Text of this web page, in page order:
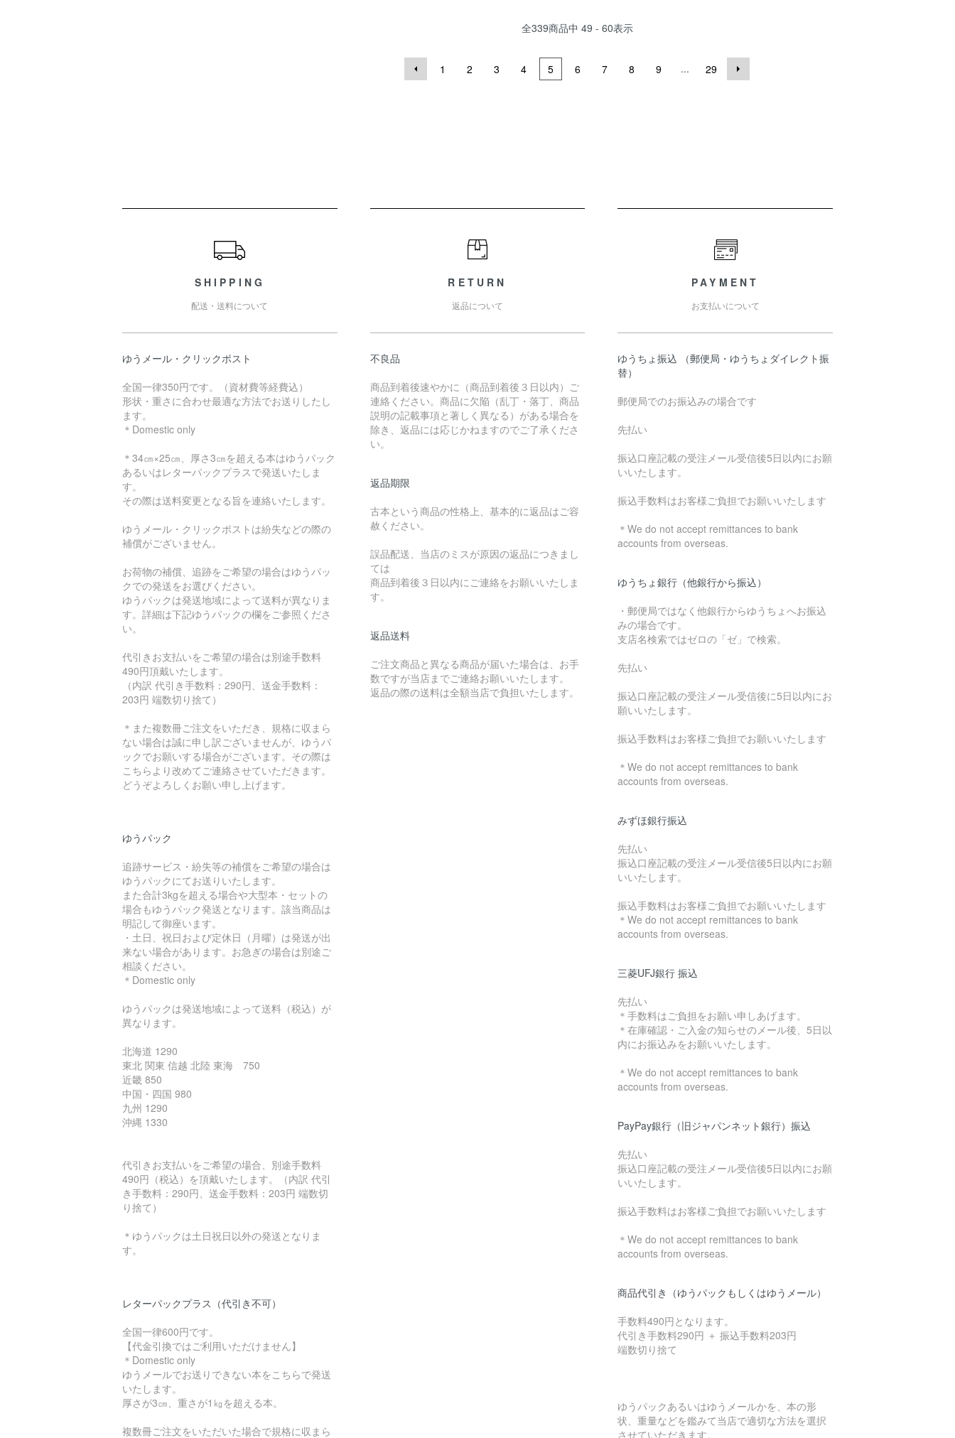
全339商品中 49 - 60表示
1 2 3 4 5 6 7 8 9 ... 29
SHIPPING
配送・送料について
ゆうメール・クリックポスト
全国一律350円です。（資材費等経費込）
形状・重さに合わせ最適な方法でお送りしたし
ます。
＊Domestic only
＊34㎝×25㎝、厚さ3㎝を超える本はゆうパック
あるいはレターパックプラスで発送いたしま
す。
その際は送料変更となる旨を連絡いたします。
ゆうメール・クリックポストは紛失などの際の
補償がございません。
お荷物の補償、追跡をご希望の場合はゆうパッ
クでの発送をお選びください。
ゆうパックは発送地域によって送料が異なりま
す。詳細は下記ゆうパックの欄をご参照くださ
い。
代引きお支払いをご希望の場合は別途手数料
490円頂戴いたします。
（内訳 代引き手数料：290円、送金手数料：
203円 端数切り捨て）
＊また複数冊ご注文をいただき、規格に収まら
ない場合は誠に申し訳ございませんが、ゆうパ
ックでお願いする場合がございます。その際は
こちらより改めてご連絡させていただきます。
どうぞよろしくお願い申し上げます。
ゆうパック
追跡サービス・紛失等の補償をご希望の場合は
ゆうパックにてお送りいたします。
また合計3kgを超える場合や大型本・セットの
場合もゆうパック発送となります。該当商品は
明記して御座います。
・土日、祝日および定休日（月曜）は発送が出
来ない場合があります。お急ぎの場合は別途ご
相談ください。
＊Domestic only
ゆうパックは発送地域によって送料（税込）が
異なります。
北海道 1290
東北 関東 信越 北陸 東海 750
近畿 850
中国・四国 980
九州 1290
沖縄 1330
代引きお支払いをご希望の場合、別途手数料
490円（税込）を頂戴いたします。（内訳 代引
き手数料：290円、送金手数料：203円 端数切
り捨て）
＊ゆうパックは土日祝日以外の発送となりま
す。
レターパックプラス（代引き不可）
全国一律600円です。
【代金引換ではご利用いただけません】
＊Domestic only
ゆうメールでお送りできない本をこちらで発送
いたします。
厚さが3㎝、重さが1㎏を超える本。
複数冊ご注文をいただいた場合で規格に収まら
RETURN
返品について
不良品
商品到着後速やかに（商品到着後３日以内）ご
連絡ください。商品に欠陥（乱丁・落丁、商品
説明の記載事項と著しく異なる）がある場合を
除き、返品には応じかねますのでご了承くださ
い。
返品期限
古本という商品の性格上、基本的に返品はご容
赦ください。
誤品配送、当店のミスが原因の返品につきまし
ては
商品到着後３日以内にご連絡をお願いいたしま
す。
返品送料
ご注文商品と異なる商品が届いた場合は、お手
数ですが当店までご連絡お願いいたします。
返品の際の送料は全額当店で負担いたします。
PAYMENT
お支払いについて
ゆうちょ振込 （郵便局・ゆうちょダイレクト振
替）
郵便局でのお振込みの場合です
先払い
振込口座記載の受注メール受信後5日以内にお願
いいたします。
振込手数料はお客様ご負担でお願いいたします
＊We do not accept remittances to bank
accounts from overseas.
ゆうちょ銀行（他銀行から振込）
・郵便局ではなく他銀行からゆうちょへお振込
みの場合です。
支店名検索ではゼロの「ゼ」で検索。
先払い
振込口座記載の受注メール受信後に5日以内にお
願いいたします。
振込手数料はお客様ご負担でお願いいたします
＊We do not accept remittances to bank
accounts from overseas.
みずほ銀行振込
先払い
振込口座記載の受注メール受信後5日以内にお願
いいたします。
振込手数料はお客様ご負担でお願いいたします
＊We do not accept remittances to bank
accounts from overseas.
三菱UFJ銀行 振込
先払い
＊手数料はご負担をお願い申しあげます。
＊在庫確認・ご入金の知らせのメール後、5日以
内にお振込みをお願いいたします。
＊We do not accept remittances to bank
accounts from overseas.
PayPay銀行（旧ジャパンネット銀行）振込
先払い
振込口座記載の受注メール受信後5日以内にお願
いいたします。
振込手数料はお客様ご負担でお願いいたします
＊We do not accept remittances to bank
accounts from overseas.
商品代引き（ゆうパックもしくはゆうメール）
手数料490円となります。
代引き手数料290円 ＋ 振込手数料203円
端数切り捨て
ゆうパックあるいはゆうメールかを、本の形
状、重量などを鑑みて当店で適切な方法を選択
させていただきます。